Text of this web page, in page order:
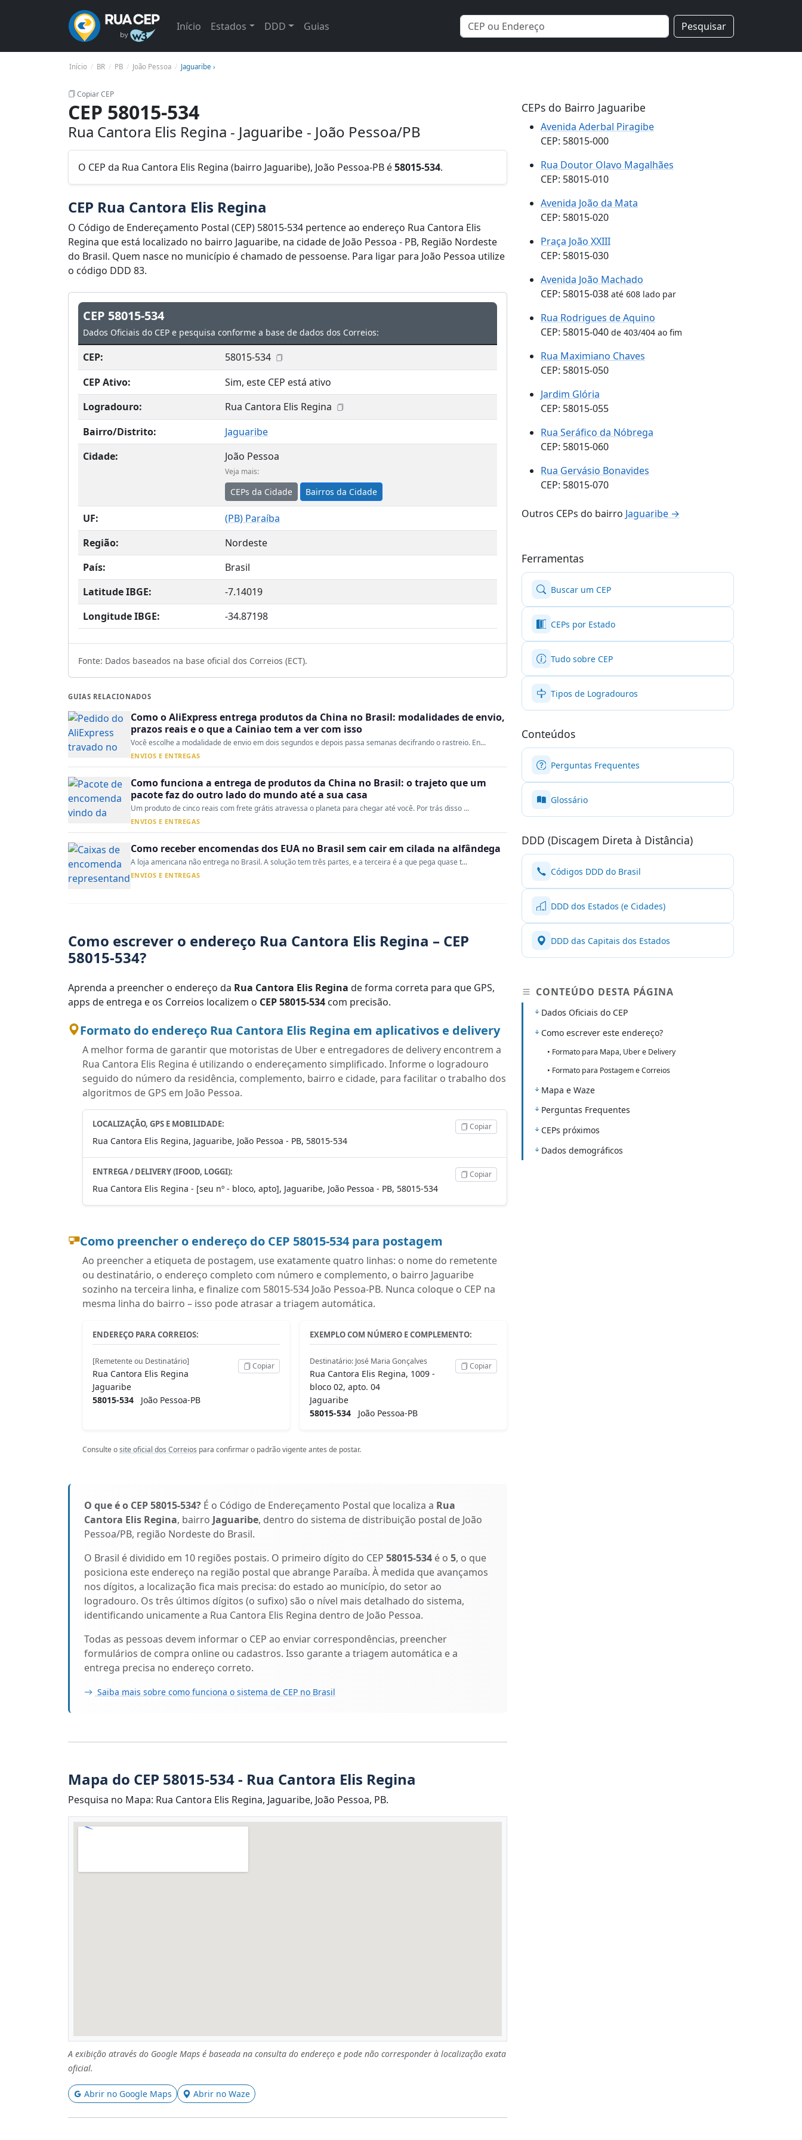
Início Estados DDD Guias Pesquisar
Início BR PB João Pessoa Jaguaribe ›
Copiar CEP
CEP 58015-534
Rua Cantora Elis Regina - Jaguaribe - João Pessoa/PB
O CEP da Rua Cantora Elis Regina (bairro Jaguaribe), João Pessoa-PB é58015-534.
CEP Rua Cantora Elis Regina
O Código de Endereçamento Postal (CEP) 58015-534 pertence ao endereço Rua Cantora Elis
Regina que está localizado no bairro Jaguaribe, na cidade de João Pessoa - PB, Região Nordeste
do Brasil. Quem nasce no município é chamado de pessoense. Para ligar para João Pessoa utilize
o código DDD 83.
CEP 58015-534
Dados Oficiais do CEP e pesquisa conforme a base de dados dos Correios:
CEP:
58015-534
CEP Ativo:
Sim, este CEP está ativo
Logradouro:
Rua Cantora Elis Regina
Bairro/Distrito:
Jaguaribe
Cidade:
João Pessoa
Veja mais:
CEPs da Cidade Bairros da Cidade
UF: (PB) Paraíba
Região:
Nordeste
País:
Brasil
Latitude IBGE:
-7.14019
Longitude IBGE:
-34.87198
Fonte: Dados baseados na base oficial dos Correios (ECT).
GUIAS RELACIONADOS
Como o AliExpress entrega produtos da China no Brasil: modalidades de envio,
prazos reais e o que a Cainiao tem a ver com isso
Você escolhe a modalidade de envio em dois segundos e depois passa semanas decifrando o rastreio. En...
ENVIOS E ENTREGAS
Como funciona a entrega de produtos da China no Brasil: o trajeto que um
pacote faz do outro lado do mundo até a sua casa
Um produto de cinco reais com frete grátis atravessa o planeta para chegar até você. Por trás disso ...
ENVIOS E ENTREGAS
Como receber encomendas dos EUA no Brasil sem cair em cilada na alfândega
A loja americana não entrega no Brasil. A solução tem três partes, e a terceira é a que pega quase t...
ENVIOS E ENTREGAS
Como escrever o endereço Rua Cantora Elis Regina – CEP
58015-534?
Aprenda a preencher o endereço da Rua Cantora Elis Regina de forma correta para que GPS,
apps de entrega e os Correios localizem o CEP 58015-534 com precisão.
Formato do endereço Rua Cantora Elis Regina em aplicativos e delivery
A melhor forma de garantir que motoristas de Uber e entregadores de delivery encontrem a
Rua Cantora Elis Regina é utilizando o endereçamento simplificado. Informe o logradouro
seguido do número da residência, complemento, bairro e cidade, para facilitar o trabalho dos
algoritmos de GPS em João Pessoa.
LOCALIZAÇÃO, GPS E MOBILIDADE:
Rua Cantora Elis Regina, Jaguaribe, João Pessoa - PB, 58015-534
Copiar
ENTREGA / DELIVERY (IFOOD, LOGGI):
Rua Cantora Elis Regina - [seu nº - bloco, apto], Jaguaribe, João Pessoa - PB, 58015-534
Copiar
Como preencher o endereço do CEP 58015-534 para postagem
Ao preencher a etiqueta de postagem, use exatamente quatro linhas: o nome do remetente
ou destinatário, o endereço completo com número e complemento, o bairro Jaguaribe
sozinho na terceira linha, e finalize com 58015-534 João Pessoa-PB. Nunca coloque o CEP na
mesma linha do bairro – isso pode atrasar a triagem automática.
ENDEREÇO PARA CORREIOS:
[Remetente ou Destinatário]
Rua Cantora Elis Regina
Jaguaribe
58015-534 João Pessoa-PB
Copiar
EXEMPLO COM NÚMERO E COMPLEMENTO:
Destinatário: José Maria Gonçalves
Rua Cantora Elis Regina, 1009 -
bloco 02, apto. 04
Jaguaribe
58015-534 João Pessoa-PB
Copiar
Consulte osite oficial dos Correios para confirmar o padrão vigente antes de postar.
O que é o CEP 58015-534? É o Código de Endereçamento Postal que localiza a Rua
Cantora Elis Regina, bairro Jaguaribe, dentro do sistema de distribuição postal de João
Pessoa/PB, região Nordeste do Brasil.
O Brasil é dividido em 10 regiões postais. O primeiro dígito do CEP 58015-534 é o 5, o que
posiciona este endereço na região postal que abrange Paraíba. À medida que avançamos
nos dígitos, a localização fica mais precisa: do estado ao município, do setor ao
logradouro. Os três últimos dígitos (o sufixo) são o nível mais detalhado do sistema,
identificando unicamente a Rua Cantora Elis Regina dentro de João Pessoa.
Todas as pessoas devem informar o CEP ao enviar correspondências, preencher
formulários de compra online ou cadastros. Isso garante a triagem automática e a
entrega precisa no endereço correto.
Saiba mais sobre como funciona o sistema de CEP no Brasil
Mapa do CEP 58015-534 - Rua Cantora Elis Regina
Pesquisa no Mapa: Rua Cantora Elis Regina, Jaguaribe, João Pessoa, PB.
A exibição através do Google Maps é baseada na consulta do endereço e pode não corresponder à localização exata
oficial.
Abrir no Google Maps Abrir no Waze
CEPs do Bairro Jaguaribe
Avenida Aderbal Piragibe
CEP: 58015-000
Rua Doutor Olavo Magalhães
CEP: 58015-010
Avenida João da Mata
CEP: 58015-020
Praça João XXIII
CEP: 58015-030
Avenida João Machado
CEP: 58015-038 até 608 lado par
Rua Rodrigues de Aquino
CEP: 58015-040 de 403/404 ao fim
Rua Maximiano Chaves
CEP: 58015-050
Jardim Glória
CEP: 58015-055
Rua Seráfico da Nóbrega
CEP: 58015-060
Rua Gervásio Bonavides
CEP: 58015-070
Outros CEPs do bairro Jaguaribe →
Ferramentas
Buscar um CEP
CEPs por Estado
Tudo sobre CEP
Tipos de Logradouros
Conteúdos
Perguntas Frequentes
Glossário
DDD (Discagem Direta à Distância)
Códigos DDD do Brasil
DDD dos Estados (e Cidades)
DDD das Capitais dos Estados
CONTEÚDO DESTA PÁGINA
Dados Oficiais do CEP
Como escrever este endereço?
• Formato para Mapa, Uber e Delivery
• Formato para Postagem e Correios
Mapa e Waze
Perguntas Frequentes
CEPs próximos
Dados demográficos